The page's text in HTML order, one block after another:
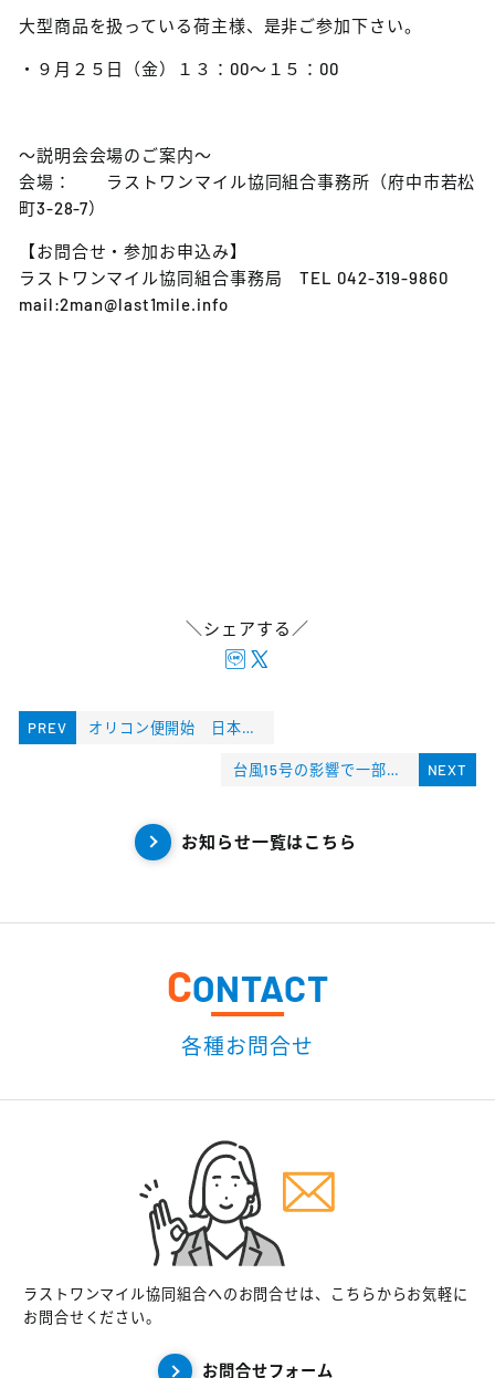
大型商品を扱っている荷主様、是非ご参加下さい。
・ ９ 月２５日（金） １３ ： 00～ １５ ： 00
～説明会会場のご案内～
会場： ラストワンマイル協同組合事務所（府中市若松
町3-28-7）
【お問合せ・参加お申込み】
ラストワンマイル協同組合事務局TEL 042-319-9860
mail:2man@last1mile.info
＼シェアする／
PREV オリコン便開始 日本流通新聞掲載2019.8.5
NEXT
台風15号の影響で一部地域で配達の延着について
お知らせ一覧はこちら
CONTACT
各種お問合せ
ラストワンマイル協同組合へのお問合せは、こちらからお気軽に
お問合せください。
お問合せフォーム